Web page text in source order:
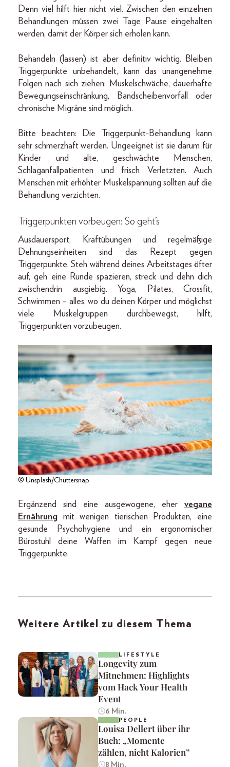
Denn viel hilft hier nicht viel. Zwischen den einzelnen
Behandlungen müssen zwei Tage Pause eingehalten
werden, damit der Körper sich erholen kann.
Behandeln (lassen) ist aber definitiv wichtig. Bleiben
Triggerpunkte unbehandelt, kann das unangenehme
Folgen nach sich ziehen: Muskelschwäche, dauerhafte
Bewegungseinschränkung, Bandscheibenvorfall oder
chronische Migräne sind möglich.
Bitte beachten: Die Triggerpunkt-Behandlung kann
sehr schmerzhaft werden. Ungeeignet ist sie darum für
Kinder und alte, geschwächte Menschen,
Schlaganfallpatienten und frisch Verletzten. Auch
Menschen mit erhöhter Muskelspannung sollten auf die
Behandlung verzichten.
Triggerpunkten vorbeugen: So geht’s
Ausdauersport, Kraftübungen und regelmäßige
Dehnungseinheiten sind das Rezept gegen
Triggerpunkte. Steh während deines Arbeitstages öfter
auf, geh eine Runde spazieren, streck und dehn dich
zwischendrin ausgiebig. Yoga, Pilates, Crossfit,
Schwimmen – alles, wo du deinen Körper und möglichst
viele Muskelgruppen durchbewegst, hilft,
Triggerpunkten vorzubeugen.
© Unsplash/Chuttersnap
Ergänzend sind eine ausgewogene, eher vegane
Ernährung mit wenigen tierischen Produkten, eine
gesunde Psychohygiene und ein ergonomischer
Bürostuhl deine Waffen im Kampf gegen neue
Triggerpunkte.
Weitere Artikel zu diesem Thema
LIFESTYLE
Longevity zum
Mitnehmen: Highlights
vom Hack Your Health
Event
6 Min.
PEOPLE
Louisa Dellert über ihr
Buch: „Momente
zählen, nicht Kalorien”
8 Min.